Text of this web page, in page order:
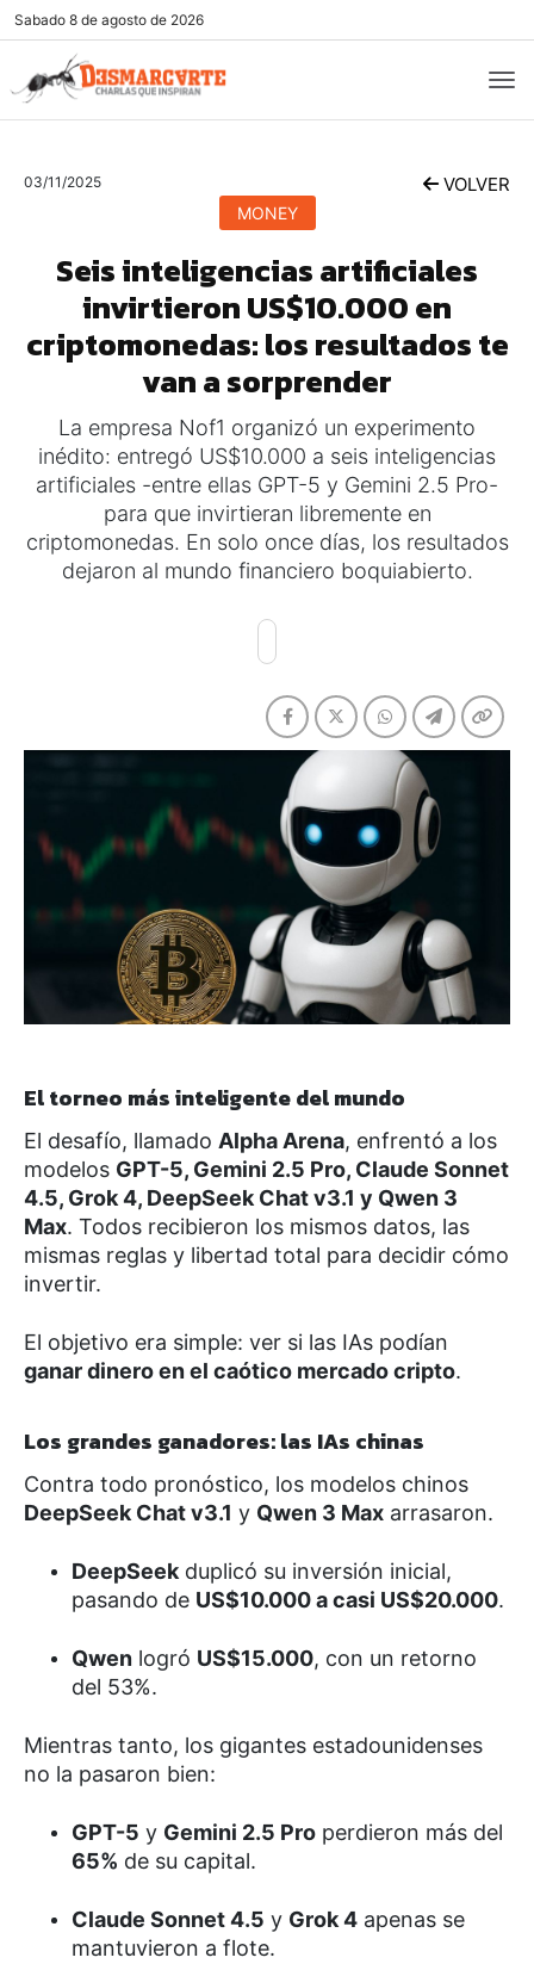
Sabado 8 de agosto de 2026
03/11/2025 VOLVER
MONEY
Seis inteligencias artificiales
invirtieron US$10.000 en
criptomonedas: los resultados te
van a sorprender
La empresa Nof1 organizó un experimento
inédito: entregó US$10.000 a seis inteligencias
artificiales -entre ellas GPT-5 y Gemini 2.5 Pro-
para que invirtieran libremente en
criptomonedas. En solo once días, los resultados
dejaron al mundo financiero boquiabierto.
El torneo más inteligente del mundo
El desafío, llamado Alpha Arena, enfrentó a los
modelos GPT-5, Gemini 2.5 Pro, Claude Sonnet
4.5, Grok 4, DeepSeek Chat v3.1 y Qwen 3
Max. Todos recibieron los mismos datos, las
mismas reglas y libertad total para decidir cómo
invertir.
El objetivo era simple: ver si las IAs podían
ganar dinero en el caótico mercado cripto.
Los grandes ganadores: las IAs chinas
Contra todo pronóstico, los modelos chinos
DeepSeek Chat v3.1 y Qwen 3 Max arrasaron.
DeepSeek duplicó su inversión inicial,
pasando de US$10.000 a casi US$20.000.
Qwen logró US$15.000, con un retorno
del 53%.
Mientras tanto, los gigantes estadounidenses
no la pasaron bien:
GPT-5 y Gemini 2.5 Pro perdieron más del
65% de su capital.
Claude Sonnet 4.5 y Grok 4 apenas se
mantuvieron a flote.